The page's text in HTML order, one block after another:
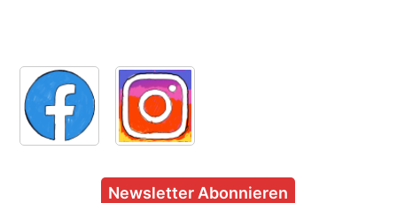
Newsletter Abonnieren